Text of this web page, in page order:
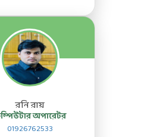
রনি রায়
অপারেটর
01926762533